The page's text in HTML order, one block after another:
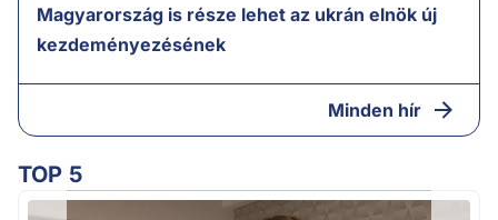
Magyarország is része lehet az ukrán elnök új
kezdeményezésének
Minden hír
TOP 5